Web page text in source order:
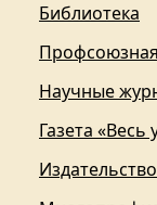
Библиотека
Научные
Газета «Весь